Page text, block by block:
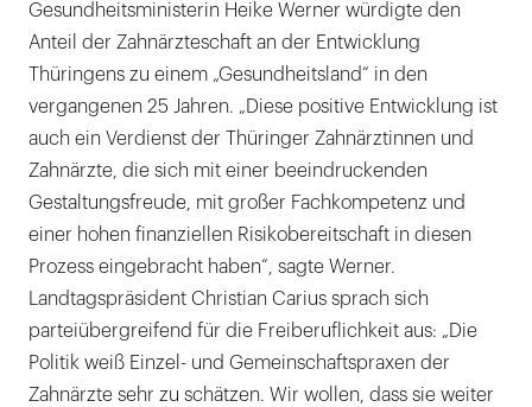
Gesundheitsministerin Heike Werner würdigte den
Anteil der Zahnärzteschaft an der Entwicklung
Thüringens zu einem „Gesundheitsland“ in den
vergangenen 25 Jahren. „Diese positive Entwicklung ist
auch ein Verdienst der Thüringer Zahnärztinnen und
Zahnärzte, die sich mit einer beeindruckenden
Gestaltungsfreude, mit großer Fachkompetenz und
einer hohen finanziellen Risikobereitschaft in diesen
Prozess eingebracht haben“, sagte Werner.
Landtagspräsident Christian Carius sprach sich
parteiübergreifend für die Freiberuflichkeit aus: „Die
Politik weiß Einzel- und Gemeinschaftspraxen der
Zahnärzte sehr zu schätzen. Wir wollen, dass sie weiter